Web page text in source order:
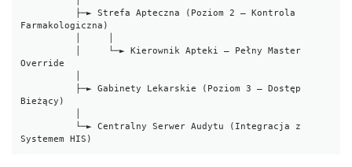
Farmakologiczna)
Override
Bieżący)
Systemem HIS)